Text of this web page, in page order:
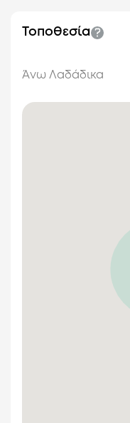
Τοποθεσία
Άνω Λαδάδικα